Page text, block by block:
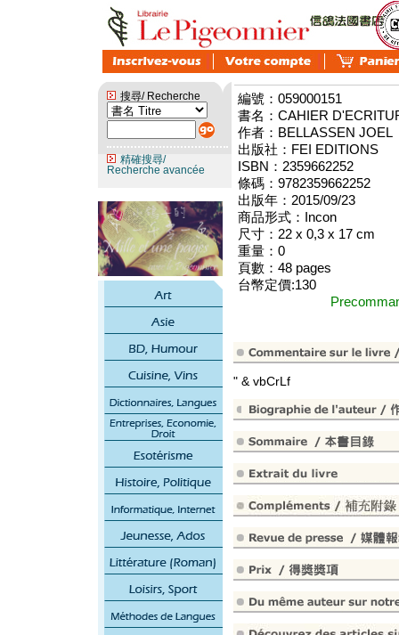
搜尋/ Recherche
精確搜尋/
Recherche avancée
編號：059000151
書名：CAHIER
作者：BELLASSEN JOEL
出版社：FEI EDITIONS
ISBN：2359662252
條碼：9782359662252
出版年：2015/09/23
商品形式：Incon
尺寸：22 x 0,3 x 17 cm
重量：0
頁數：48 pages
台幣定價:130
" & vbCrLf